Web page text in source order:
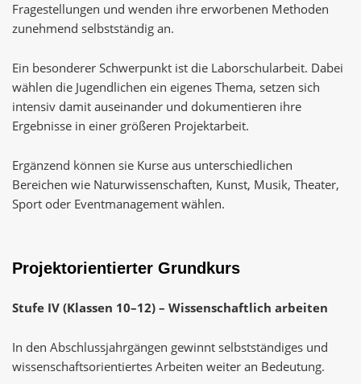
Fragestellungen und wenden ihre erworbenen Methoden
zunehmend selbstständig an.
Ein besonderer Schwerpunkt ist die Laborschularbeit. Dabei
wählen die Jugendlichen ein eigenes Thema, setzen sich
intensiv damit auseinander und dokumentieren ihre
Ergebnisse in einer größeren Projektarbeit.
Ergänzend können sie Kurse aus unterschiedlichen
Bereichen wie Naturwissenschaften, Kunst, Musik, Theater,
Sport oder Eventmanagement wählen.
Projektorientierter Grundkurs
Stufe IV (Klassen 10–12) – Wissenschaftlich arbeiten
In den Abschlussjahrgängen gewinnt selbstständiges und
wissenschaftsorientiertes Arbeiten weiter an Bedeutung.